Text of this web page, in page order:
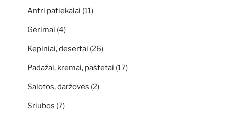
Antri patiekalai (11)
Gėrimai (4)
Kepiniai, desertai (26)
Padažai, kremai, paštetai (17)
Salotos, daržovės (2)
Sriubos (7)